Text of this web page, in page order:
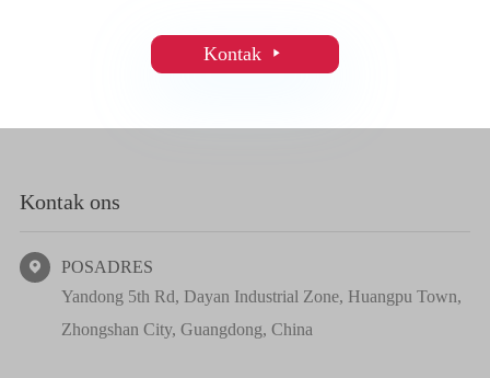
Kontak 
Kontak ons

POSADRES
Yandong 5th Rd, Dayan Industrial Zone, Huangpu Town,
Zhongshan City, Guangdong, China